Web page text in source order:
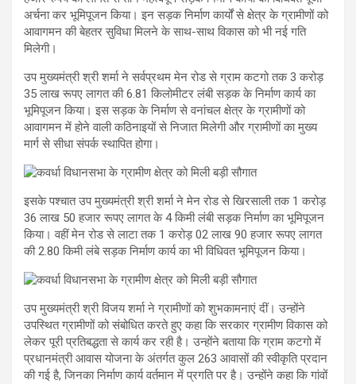
अर्चना कर भूमिपूजन किया। इन सड़क निर्माण कार्यों से क्षेत्र के ग्रामीणों को
आवागमन की बेहतर सुविधा मिलने के साथ-साथ विकास को भी नई गति
मिलेगी।
उप मुख्यमंत्री श्री शर्मा ने सर्वप्रथम मेन रोड से ग्राम कटगो तक 3 करोड़
35 लाख रूपए लागत की 6.81 किलोमीटर लंबी सड़क के निर्माण कार्य का
भूमिपूजन किया। इस सड़क के निर्माण से वनांचल क्षेत्र के ग्रामीणों को
आवागमन में होने वाली कठिनाइयों से निजात मिलेगी और ग्रामीणों का मुख्य
मार्ग से सीधा संपर्क स्थापित होगा।
इसके पश्चात उप मुख्यमंत्री श्री शर्मा ने मेन रोड से खिरसाली तक 1 करोड़
36 लाख 50 हजार रूपए लागत के 4 किमी लंबी सड़क निर्माण का भूमिपूजन
किया। वहीं मेन रोड से लाटा तक 1 करोड़ 02 लाख 90 हजार रूपए लागत
की 2.80 किमी लंबे सड़क निर्माण कार्य का भी विधिवत भूमिपूजन किया।
उप मुख्यमंत्री श्री विजय शर्मा ने ग्रामीणों को शुभकामनाएं दीं। उन्होंने
उपस्थित ग्रामीणों को संबोधित करते हुए कहा कि सरकार ग्रामीण विकास को
लेकर पूरी प्रतिबद्धता से कार्य कर रही है। उन्होंने बताया कि ग्राम कटगो में
प्रधानमंत्री आवास योजना के अंतर्गत कुल 263 आवासों की स्वीकृति प्रदान
की गई है, जिनका निर्माण कार्य वर्तमान में प्रगति पर है। उन्होंने कहा कि गांवों